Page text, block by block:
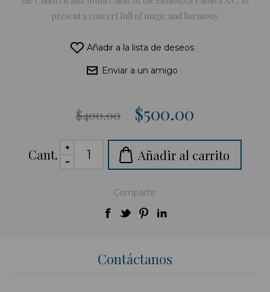
present a concert full of magic and harmony.
Añadir a la lista de deseos
Enviar a un amigo
$400.00 $500.00
Cant. Añadir al carrito
Compartir:
Contáctanos